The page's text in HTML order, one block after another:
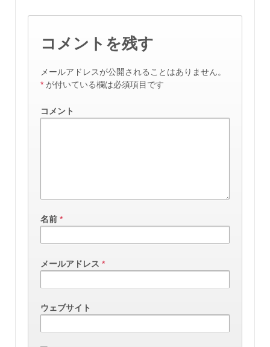
コメントを残す
メールアドレスが公開されることはありません。
* が付いている欄は必須項目です
コメント
名前 *
メールアドレス *
ウェブサイト